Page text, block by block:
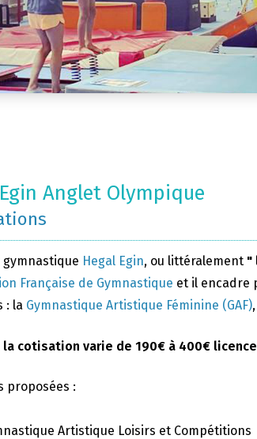
Anglet Olympique
gymnastique Hegal Egin, ou littéralement "
Française de Gymnastique et il encadre
: la Gymnastique Artistique Féminine (GAF)
la cotisation varie de 190€ à 400€
proposées :
Artistique Loisirs et Compétitions